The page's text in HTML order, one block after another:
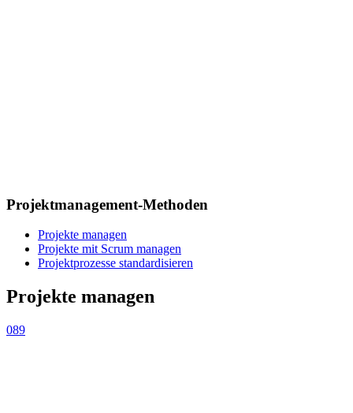
Projektmanagement-Methoden
Projekte managen
Projekte mit Scrum managen
Projektprozesse standardisieren
Projekte managen
089